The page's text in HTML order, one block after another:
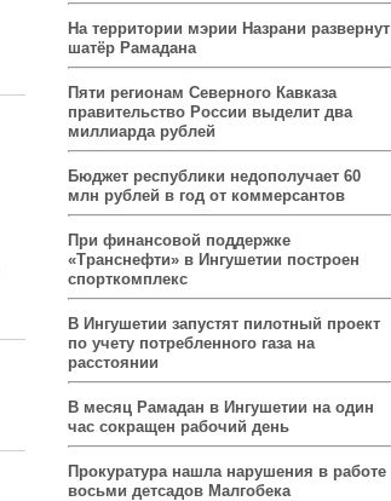
На территории мэрии Назрани развернут
шатёр Рамадана
Пяти регионам Северного Кавказа
правительство России выделит два
миллиарда рублей
Бюджет республики недополучает 60
млн рублей в год от коммерсантов
При финансовой поддержке
«Транснефти» в Ингушетии построен
спорткомплекс
В Ингушетии запустят пилотный проект
по учету потребленного газа на
расстоянии
В месяц Рамадан в Ингушетии на один
час сокращен рабочий день
Прокуратура нашла нарушения в работе
восьми детсадов Малгобека